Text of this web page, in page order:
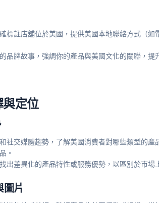
標註店舖位於美國，提供美國本地聯絡方式（
品牌故事，強調你的產品與美國文化的關聯，提
定位
社交媒體趨勢，了解美國消費者對哪些類型的
。
出差異化的產品特性或服務優勢，以區別於市場
圖片